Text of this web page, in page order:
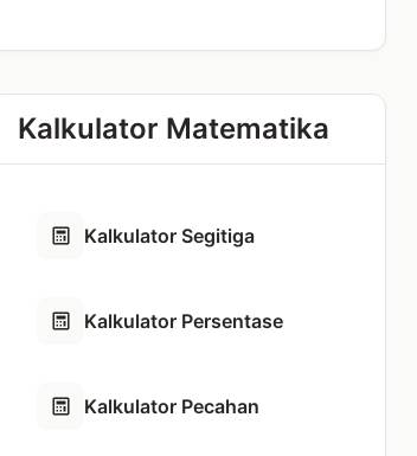
Kalkulator Matematika
Kalkulator Segitiga
Kalkulator Persentase
Kalkulator Pecahan